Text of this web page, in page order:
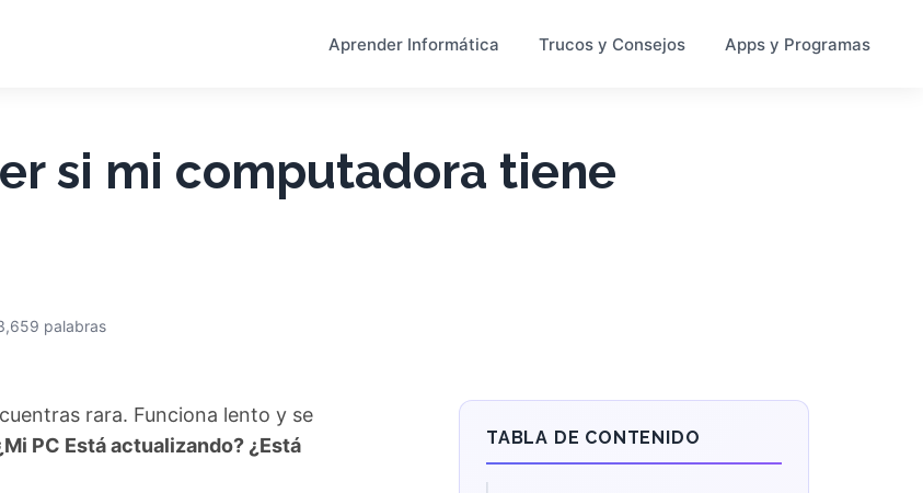
Aprender Informática Trucos y Consejos Apps y Programas
si mi computadora tiene
palabras
rara. Funciona lento y se
PC Está actualizando? ¿Está
TABLA DE CONTENIDO